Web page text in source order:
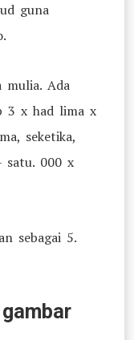
guna
mulia. Ada
3 x had lima x
seketika,
satu. 000 x
sebagai 5.